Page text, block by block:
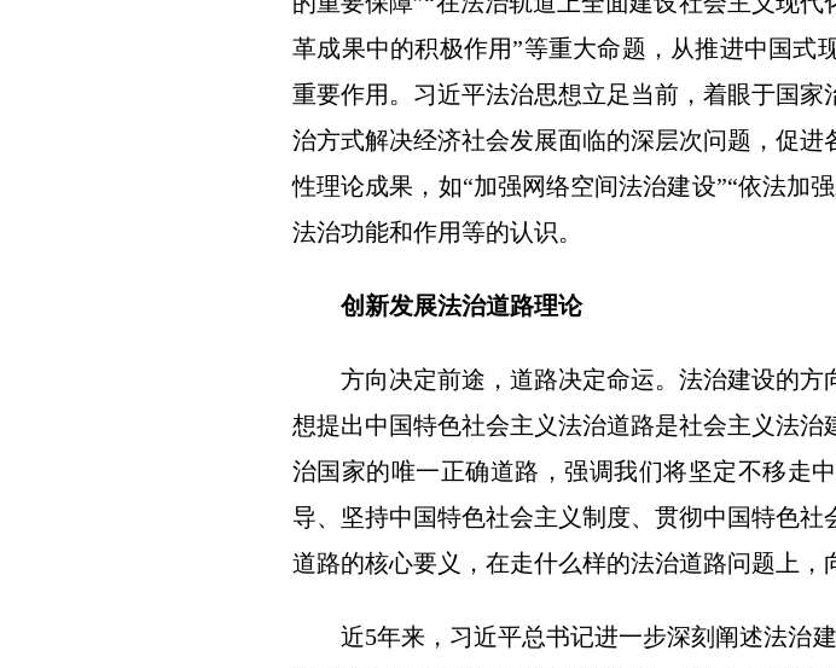
革成果中的积极作用”等重大命题，从推进中国式
重要作用。习近平法治思想立足当前，着眼于国
治方式解决经济社会发展面临的深层次问题，促
性理论成果，如“加强网络空间法治建设”“依法加
法治功能和作用等的认识。
创新发展法治道路理论
方向决定前途，道路决定命运。法治建设的方
想提出中国特色社会主义法治道路是社会主义法
治国家的唯一正确道路，强调我们将坚定不移走
导、坚持中国特色社会主义制度、贯彻中国特色
道路的核心要义，在走什么样的法治道路问题上，
近5年来，习近平总书记进一步深刻阐述法治建